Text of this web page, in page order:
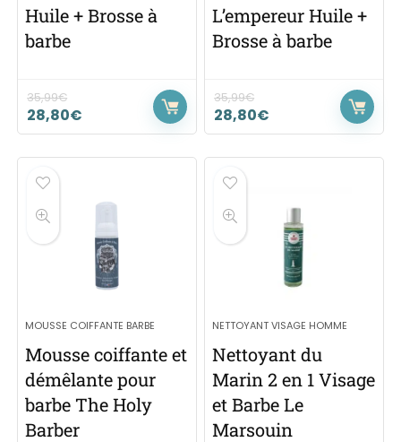
Huile + Brosse à
barbe
35,99€
28,80€
L’empereur Huile +
Brosse à barbe
35,99€
28,80€
MOUSSE COIFFANTE BARBE
Mousse coiffante et
démêlante pour
barbe The Holy
Barber
NETTOYANT VISAGE HOMME
Nettoyant du
Marin 2 en 1 Visage
et Barbe Le
Marsouin